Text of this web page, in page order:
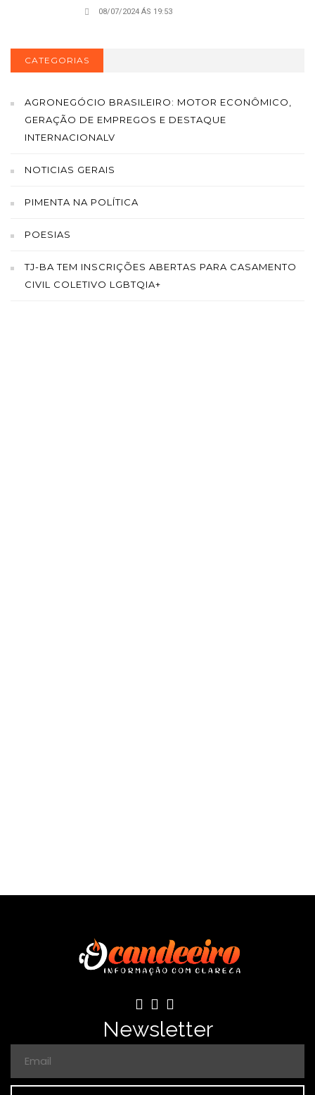
08/07/2024 ÁS 19:53
CATEGORIAS
AGRONEGÓCIO BRASILEIRO: MOTOR ECONÔMICO,
GERAÇÃO DE EMPREGOS E DESTAQUE
INTERNACIONALV
NOTICIAS GERAIS
PIMENTA NA POLÍTICA
POESIAS
TJ-BA TEM INSCRIÇÕES ABERTAS PARA CASAMENTO
CIVIL COLETIVO LGBTQIA+
Newsletter